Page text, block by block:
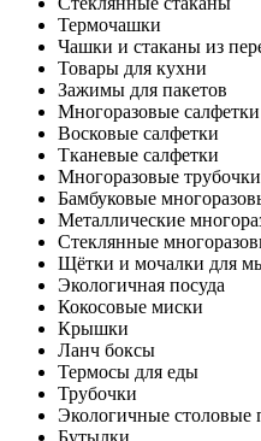
Термочашки
Чашки и стаканы из
Товары для кухни
Зажимы для пакетов
Многоразовые салфетки
Восковые салфетки
Тканевые салфетки
Многоразовые трубочки
Бамбуковые
Металлические
Стеклянные
Щётки и мочалки для
Экологичная посуда
Кокосовые миски
Крышки
Ланч боксы
Термосы для еды
Трубочки
Экологичные столовые